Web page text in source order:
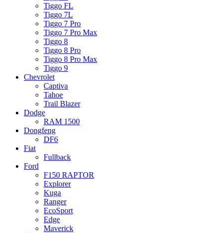
Tiggo FL
Tiggo 7L
Tiggo 7 Pro
Tiggo 7 Pro Max
Tiggo 8
Tiggo 8 Pro
Tiggo 8 Pro Max
Tiggo 9
Chevrolet
Captiva
Tahoe
Trail Blazer
Dodge
RAM 1500
Dongfeng
DF6
Fiat
Fullback
Ford
F150 RAPTOR
Explorer
Kuga
Ranger
EcoSport
Edge
Maverick